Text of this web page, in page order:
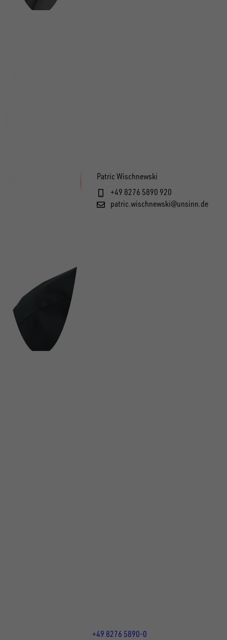
Patric Wischnewski
+49 8276 5890 920
patric.wischnewski@unsinn.de
+49 8276 5890-0